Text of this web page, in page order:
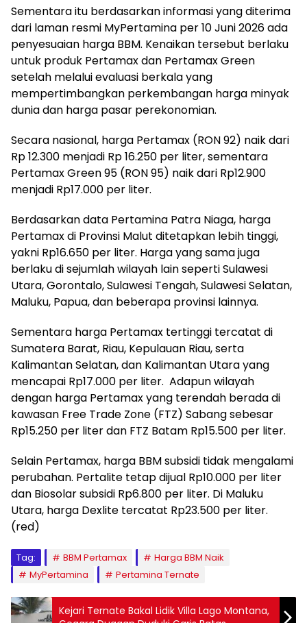
Sementara itu berdasarkan informasi yang diterima
dari laman resmi MyPertamina per 10 Juni 2026 ada
penyesuaian harga BBM. Kenaikan tersebut berlaku
untuk produk Pertamax dan Pertamax Green
setelah melalui evaluasi berkala yang
mempertimbangkan perkembangan harga minyak
dunia dan harga pasar perekonomian.
Secara nasional, harga Pertamax (RON 92) naik dari
Rp 12.300 menjadi Rp 16.250 per liter, sementara
Pertamax Green 95 (RON 95) naik dari Rp12.900
menjadi Rp17.000 per liter.
Berdasarkan data Pertamina Patra Niaga, harga
Pertamax di Provinsi Malut ditetapkan lebih tinggi,
yakni Rp16.650 per liter. Harga yang sama juga
berlaku di sejumlah wilayah lain seperti Sulawesi
Utara, Gorontalo, Sulawesi Tengah, Sulawesi Selatan,
Maluku, Papua, dan beberapa provinsi lainnya.
Sementara harga Pertamax tertinggi tercatat di
Sumatera Barat, Riau, Kepulauan Riau, serta
Kalimantan Selatan, dan Kalimantan Utara yang
mencapai Rp17.000 per liter. Adapun wilayah
dengan harga Pertamax yang terendah berada di
kawasan Free Trade Zone (FTZ) Sabang sebesar
Rp15.250 per liter dan FTZ Batam Rp15.500 per liter.
Selain Pertamax, harga BBM subsidi tidak mengalami
perubahan. Pertalite tetap dijual Rp10.000 per liter
dan Biosolar subsidi Rp6.800 per liter. Di Maluku
Utara, harga Dexlite tercatat Rp23.500 per liter.
(red)
Tag: BBM Pertamax
Harga BBM Naik
MyPertamina
Pertamina Ternate
Kejari Ternate Bakal Lidik Villa Lago Montana,